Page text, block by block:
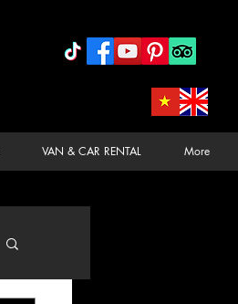
VAN & CAR RENTAL More